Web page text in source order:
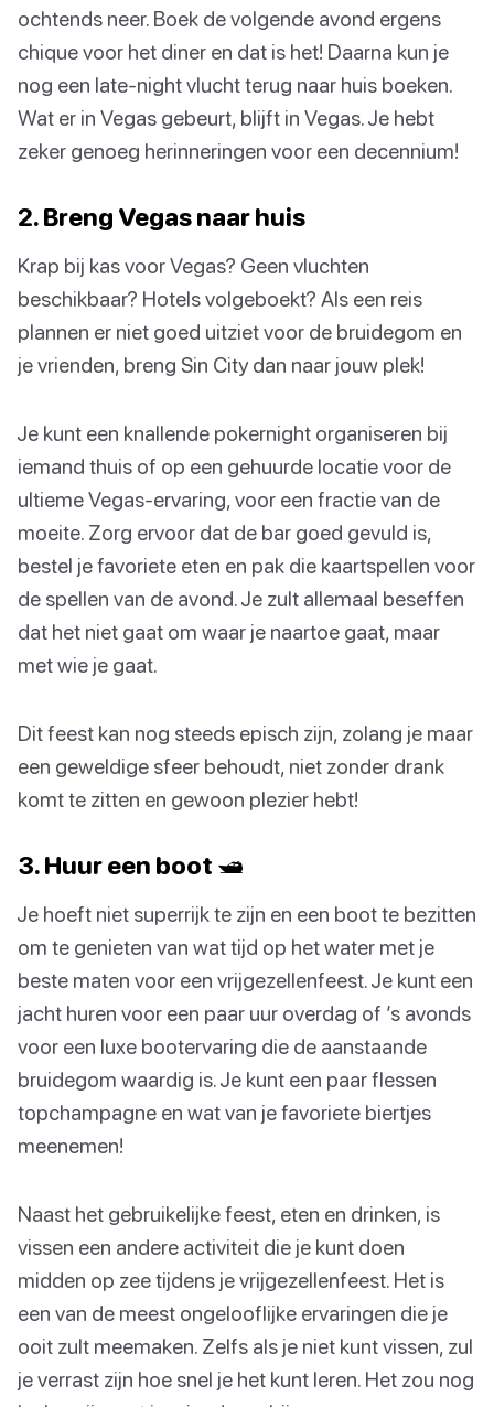
ochtends neer. Boek de volgende avond ergens
chique voor het diner en dat is het! Daarna kun je
nog een late-night vlucht terug naar huis boeken.
Wat er in Vegas gebeurt, blijft in Vegas. Je hebt
zeker genoeg herinneringen voor een decennium!
2. Breng Vegas naar huis
Krap bij kas voor Vegas? Geen vluchten
beschikbaar? Hotels volgeboekt? Als een reis
plannen er niet goed uitziet voor de bruidegom en
je vrienden, breng Sin City dan naar jouw plek!
Je kunt een knallende pokernight organiseren bij
iemand thuis of op een gehuurde locatie voor de
ultieme Vegas-ervaring, voor een fractie van de
moeite. Zorg ervoor dat de bar goed gevuld is,
bestel je favoriete eten en pak die kaartspellen voor
de spellen van de avond. Je zult allemaal beseffen
dat het niet gaat om waar je naartoe gaat, maar
met wie je gaat.
Dit feest kan nog steeds episch zijn, zolang je maar
een geweldige sfeer behoudt, niet zonder drank
komt te zitten en gewoon plezier hebt!
3. Huur een boot 🛥️
Je hoeft niet superrijk te zijn en een boot te bezitten
om te genieten van wat tijd op het water met je
beste maten voor een vrijgezellenfeest. Je kunt een
jacht huren voor een paar uur overdag of ’s avonds
voor een luxe bootervaring die de aanstaande
bruidegom waardig is. Je kunt een paar flessen
topchampagne en wat van je favoriete biertjes
meenemen!
Naast het gebruikelijke feest, eten en drinken, is
vissen een andere activiteit die je kunt doen
midden op zee tijdens je vrijgezellenfeest. Het is
een van de meest ongelooflijke ervaringen die je
ooit zult meemaken. Zelfs als je niet kunt vissen, zul
je verrast zijn hoe snel je het kunt leren. Het zou nog